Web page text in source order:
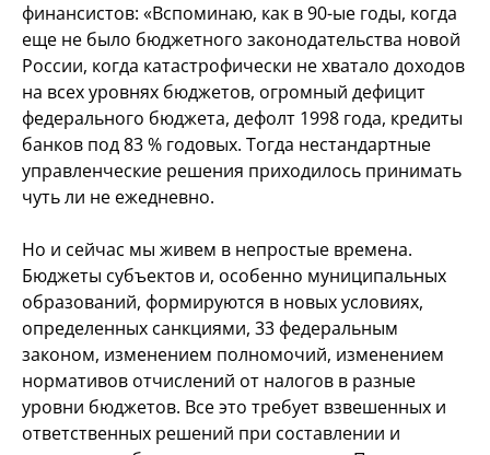
финансистов: «Вспоминаю, как в 90-ые годы, когда
еще не было бюджетного законодательства новой
России, когда катастрофически не хватало доходов
на всех уровнях бюджетов, огромный дефицит
федерального бюджета, дефолт 1998 года, кредиты
банков под 83 % годовых. Тогда нестандартные
управленческие решения приходилось принимать
чуть ли не ежедневно.
Но и сейчас мы живем в непростые времена.
Бюджеты субъектов и, особенно муниципальных
образований, формируются в новых условиях,
определенных санкциями, 33 федеральным
законом, изменением полномочий, изменением
нормативов отчислений от налогов в разные
уровни бюджетов. Все это требует взвешенных и
ответственных решений при составлении и